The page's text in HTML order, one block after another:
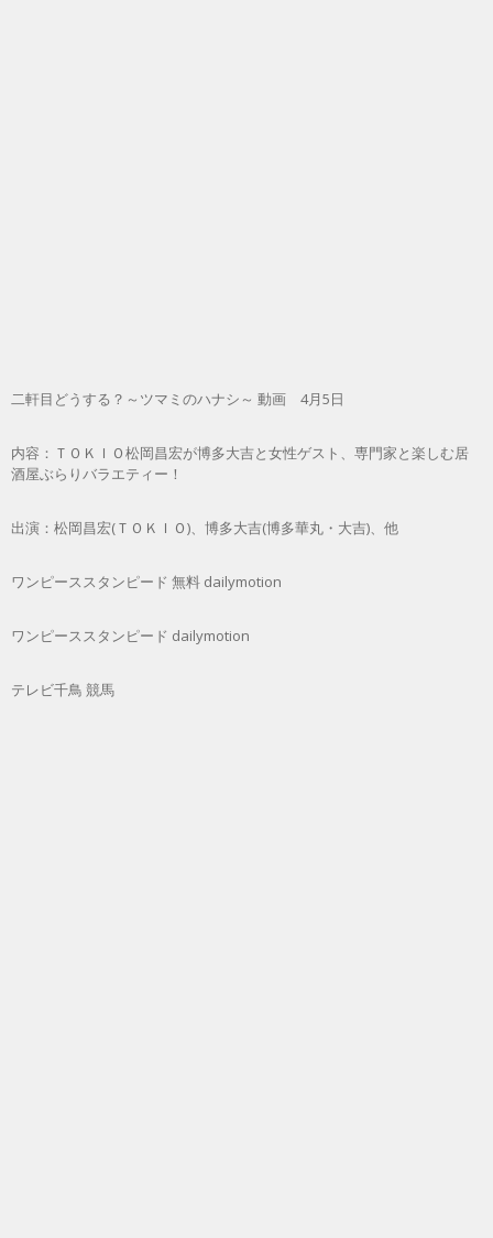
二軒目どうする？～ツマミのハナシ～ 動画 4月5日
内容：ＴＯＫＩＯ松岡昌宏が博多大吉と女性ゲスト、専門家と楽しむ居
酒屋ぶらりバラエティー！
出演：松岡昌宏(ＴＯＫＩＯ)、博多大吉(博多華丸・大吉)、他
ワンピーススタンピード 無料 dailymotion
ワンピーススタンピード dailymotion
テレビ千鳥 競馬